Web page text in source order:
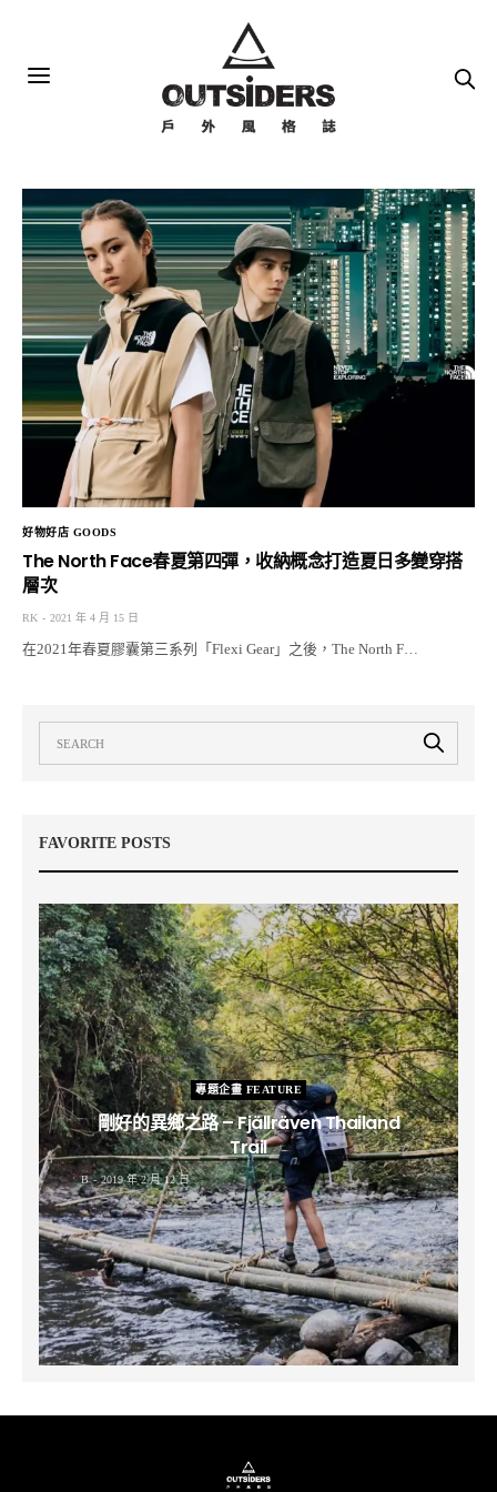
好物好店 GOODS
The North Face春夏第四彈，收納概念打造夏日多變穿搭
層次
RK 2021 年 4 月 15 日
在2021年春夏膠囊第三系列「Flexi Gear」之後，The North F…
FAVORITE POSTS
專題企畫 FEATURE
剛好的異鄉之路 – Fjällräven Thailand
Trail
B 2019 年 2 月 12 日